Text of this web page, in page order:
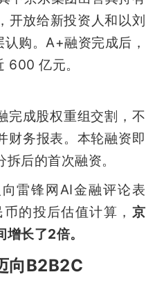
开放给新投资人和以刘
购。A+融资完成后，
600 亿元。
完成股权重组交割，不
财务报表。本轮融资即
后的首次融资。
雷锋网AI金融评论表
的投后估值计算， 京
长了2倍。
向B2B2C